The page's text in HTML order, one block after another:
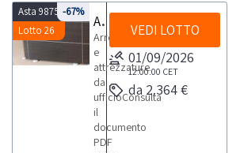
Asta 9875
Lotto 26
-67%
Arredi e attrezzature d'ufficio
Arredi
e
attrezzature
da
ufficioConsulta
il
documento
PDF
VEDI LOTTO
01/09/2026
12:00:00 CET
da 2.364 €